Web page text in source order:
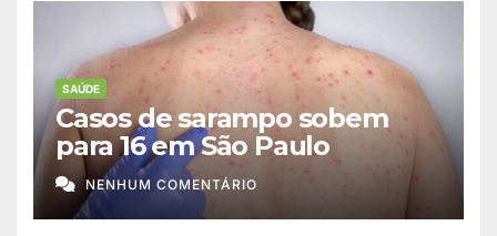
SAÚDE
Casos de sarampo sobem
para 16 em São Paulo
NENHUM COMENTÁRIO